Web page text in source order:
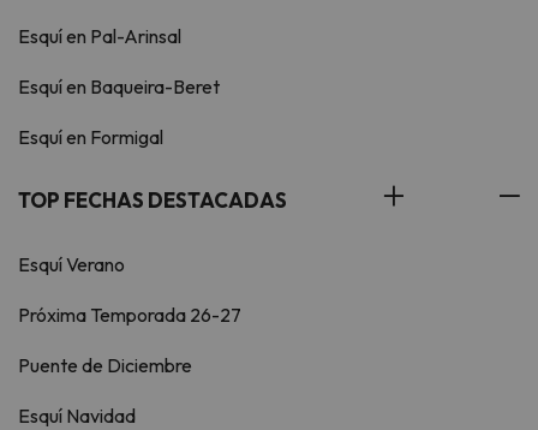
Esquí en Pal-Arinsal
Esquí en Baqueira-Beret
Esquí en Formigal
TOP FECHAS DESTACADAS
Esquí Verano
Próxima Temporada 26-27
Puente de Diciembre
Esquí Navidad